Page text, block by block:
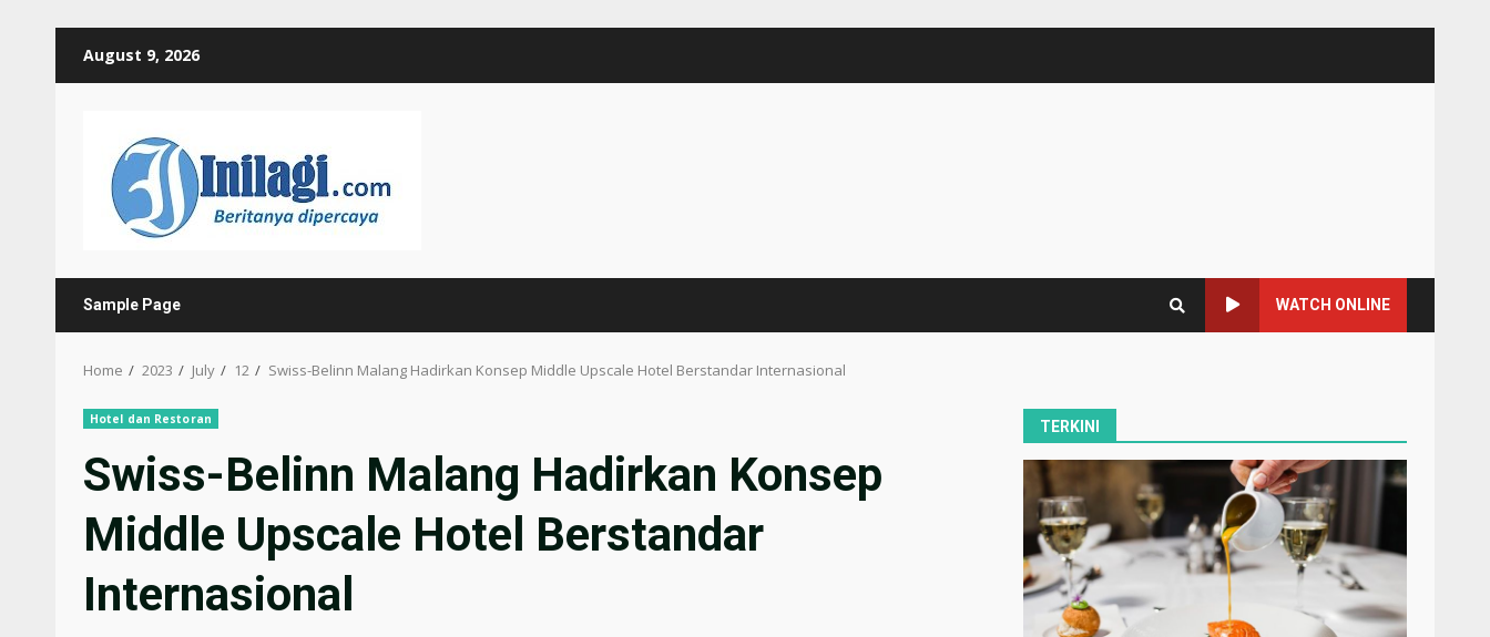
August 9, 2026
Sample Page WATCH ONLINE
Home 2023 July 12 Swiss-Belinn Malang Hadirkan Konsep Middle Upscale Hotel Berstandar Internasional
Hotel dan Restoran
Swiss-Belinn Malang Hadirkan Konsep
Middle Upscale Hotel Berstandar
Internasional
TERKINI